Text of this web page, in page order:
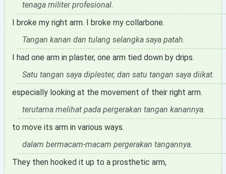
tenaga militer profesional.
I broke my right arm. I broke my collarbone.
Tangan kanan dan tulang selangka saya patah.
I had one arm in plaster, one arm tied down by drips.
Satu tangan saya diplester, dan satu tangan saya diikat.
especially looking at the movement of their right arm.
terutama melihat pada pergerakan tangan kanannya.
to move its arm in various ways.
dalam bermacam-macam pergerakan tangannya.
They then hooked it up to a prosthetic arm,